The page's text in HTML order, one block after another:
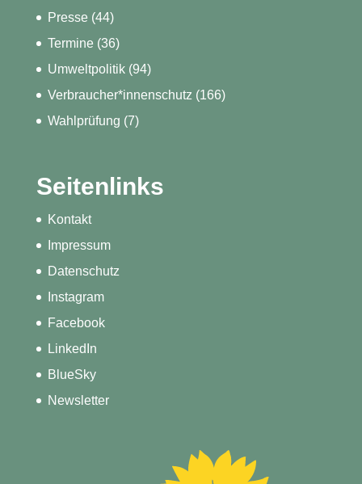
Presse(44)
Termine(36)
Umweltpolitik(94)
Verbraucher*innenschutz (166)
Wahlprüfung (7)
Seitenlinks
Kontakt
Impressum
Datenschutz
Instagram
Facebook
LinkedIn
BlueSky
Newsletter